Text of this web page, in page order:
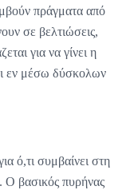
πράγματα από
σε βελτιώσεις,
για να γίνει η
εν μέσω δύσκολων
ό,τι συμβαίνει στη
Ο βασικός πυρήνας